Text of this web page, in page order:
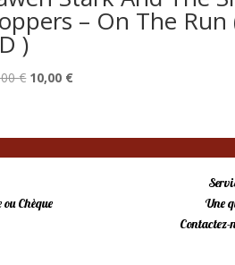
– On The Run
)
€ Le
était :
15,00 €.
10,00 €Le
est :
10,00 €.
Chèque
Une